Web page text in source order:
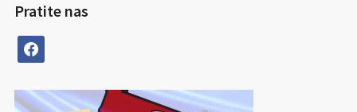
Pratite nas
facebook